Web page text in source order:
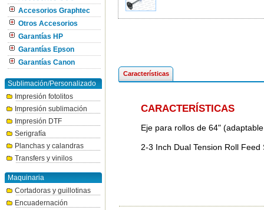
Accesorios Graphtec
Otros Accesorios
Garantías HP
Garantías Epson
Garantías Canon
Sublimación/Personalizado
Impresión fotolitos
Impresión sublimación
Impresión DTF
Serigrafía
Planchas y calandras
Transfers y vinilos
Maquinaria
Cortadoras y guillotinas
Encuadernación
Características
CARACTERÍSTICAS
Eje para rollos de 64"
2-3 Inch Dual Tension Roll Feed